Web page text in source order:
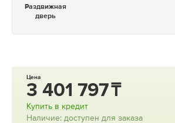
Раздвижная
дверь
Цена
3 401 797
Купить в кредит
Наличие: доступен для заказа